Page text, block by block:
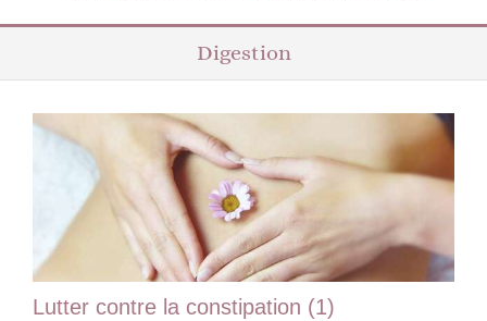
Digestion
Lutter contre la constipation (1)